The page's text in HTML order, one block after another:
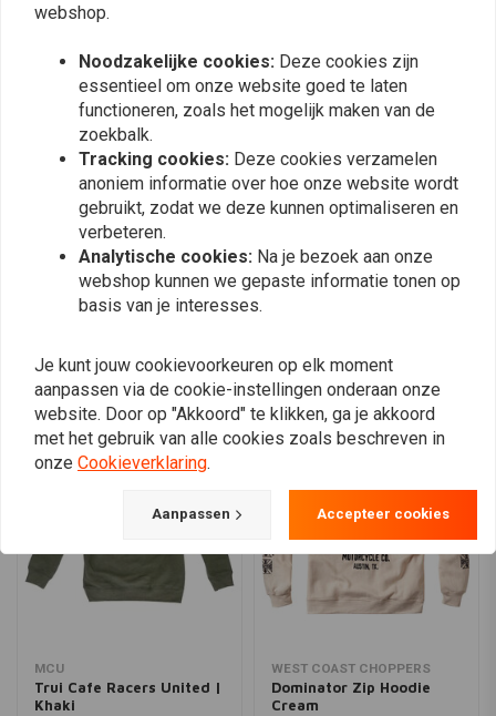
Ruime, comfortabele pasvorm voor maximale bewegingsvrijheid
getailleerde look
Carhartt duurzaamheid met hoodie comfort, perfect voor werk of
ontspanning
Verkrijgbaar in verschillende kleuren voor jouw stijl
Plaats ook een review
Vergelijkbare producten
MCU
Trui Cafe Racers United |
Khaki
WEST COAST CHOPPERS
Dominator Zip Hoodie
Cream
webshop.
Noodzakelijke cookies: Deze cookies zijn
essentieel om onze website goed te laten
functioneren, zoals het mogelijk maken van de
zoekbalk.
Tracking cookies: Deze cookies verzamelen
anoniem informatie over hoe onze website wordt
gebruikt, zodat we deze kunnen optimaliseren en
verbeteren.
Analytische cookies: Na je bezoek aan onze
webshop kunnen we gepaste informatie tonen op
basis van je interesses.
Je kunt jouw cookievoorkeuren op elk moment
aanpassen via de cookie-instellingen onderaan onze
website. Door op "Akkoord" te klikken, ga je akkoord
met het gebruik van alle cookies zoals beschreven in
onze Cookieverklaring.
Aanpassen Accepteer cookies